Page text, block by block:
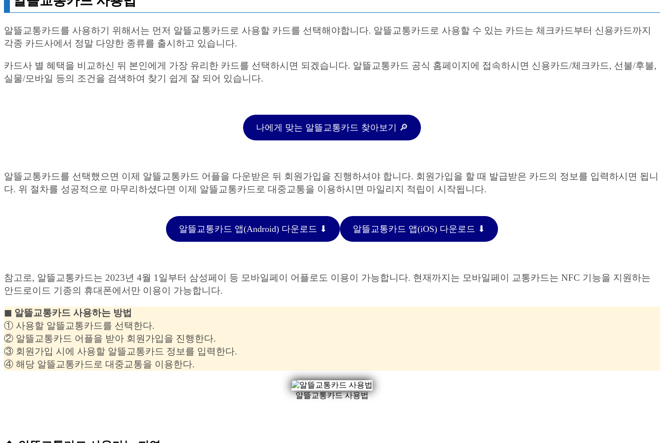
알뜰교통카드를 사용하기 위해서는 먼저 알뜰교통카드로 사용할 카드를 선택해야합니다. 알뜰교통카드로 사용할 수 있는 카드는 체크카드부터 신용카드까지
각종 카드사에서 정말 다양한 종류를 출시하고 있습니다.
카드사 별 혜택을 비교하신 뒤 본인에게 가장 유리한 카드를 선택하시면 되겠습니다. 알뜰교통카드 공식 홈페이지에 접속하시면 신용카드/체크카드, 선불/후불,
실물/모바일 등의 조건을 검색하여 찾기 쉽게 잘 되어 있습니다.
나에게 맞는 알뜰교통카드 찾아보기 🔎
알뜰교통카드를 선택했으면 이제 알뜰교통카드 어플을 다운받은 뒤 회원가입을 진행하셔야 합니다. 회원가입을 할 때 발급받은 카드의 정보를 입력하시면 됩니
다. 위 절차를 성공적으로 마무리하셨다면 이제 알뜰교통카드로 대중교통을 이용하시면 마일리지 적립이 시작됩니다.
알뜰교통카드 앱(Android) 다운로드 ⬇︎ 알뜰교통카드 앱(iOS) 다운로드 ⬇︎
참고로, 알뜰교통카드는 2023년 4월 1일부터 삼성페이 등 모바일페이 어플로도 이용이 가능합니다. 현재까지는 모바일페이 교통카드는 NFC 기능을 지원하는
안드로이드 기종의 휴대폰에서만 이용이 가능합니다.
◼︎ 알뜰교통카드 사용하는 방법
① 사용할 알뜰교통카드를 선택한다.
② 알뜰교통카드 어플을 받아 회원가입을 진행한다.
③ 회원가입 시에 사용할 알뜰교통카드 정보를 입력한다.
④ 해당 알뜰교통카드로 대중교통을 이용한다.
알뜰교통카드 사용법